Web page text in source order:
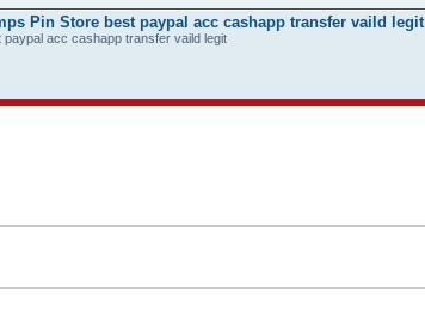
Pin Store best paypal acc cashapp transfer vaild legit
acc cashapp transfer vaild legit